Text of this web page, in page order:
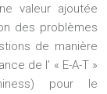
valeur ajoutée
des problèmes
de manière
de l’ « E-A-T »
pour le